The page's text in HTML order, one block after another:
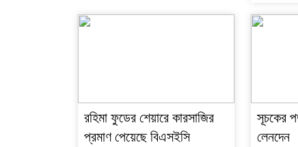
রহিমা ফুডের শেয়ারে কারসাজির
প্রমাণ পেয়েছে বিএসইসি
সূচকের
লেনদেন